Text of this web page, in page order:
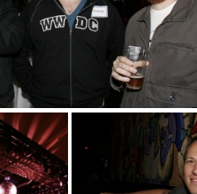
sfMacIndie2010 295